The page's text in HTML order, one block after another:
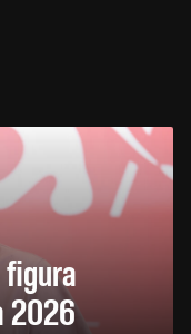
figura
2026